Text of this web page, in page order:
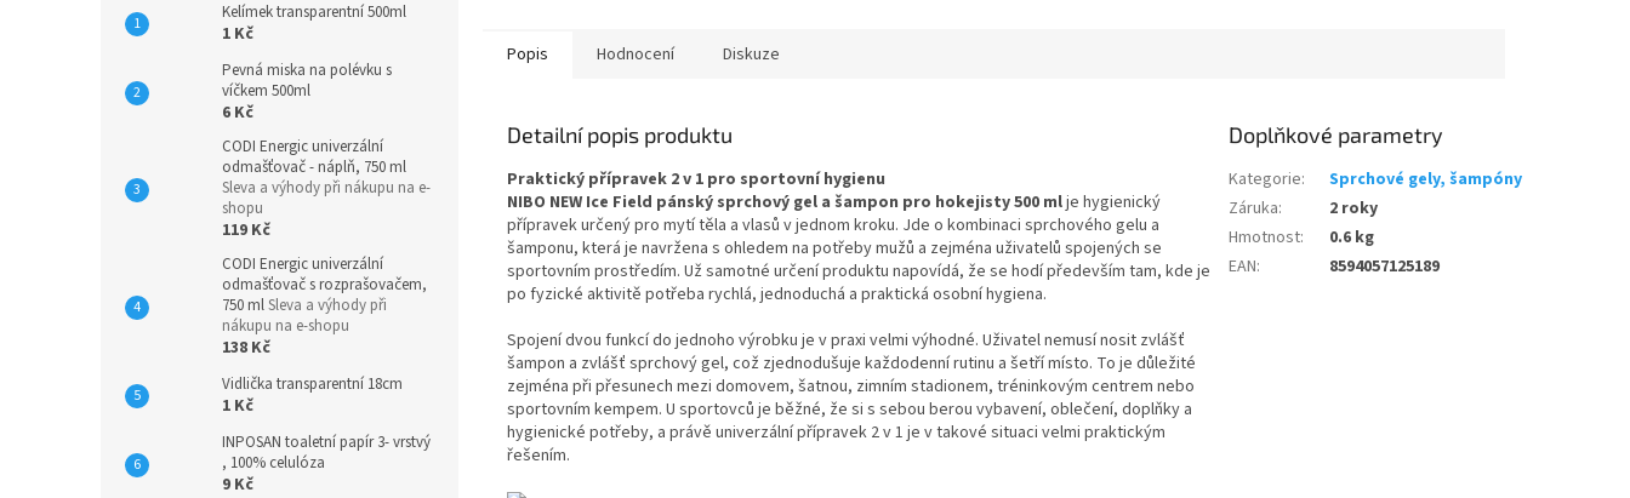
Kelímek transparentní 500ml
1 Kč
Pevná miska na polévku s
víčkem 500ml
6 Kč
CODI Energic univerzální
odmašťovač - náplň, 750 ml
Sleva a výhody při nákupu na e-
shopu
119 Kč
CODI Energic univerzální
odmašťovač s rozprašovačem,
750 mlSleva a výhody při
nákupu na e-shopu
138 Kč
Vidlička transparentní 18cm
1 Kč
INPOSAN toaletní papír 3- vrstvý
, 100% celulóza
9 Kč
Popis Hodnocení Diskuze
Detailní popis produktu
Praktický přípravek 2 v 1 pro sportovní hygienu
NIBO NEW Ice Field pánský sprchový gel a šampon pro hokejisty 500 mlje hygienický
přípravek určený pro mytí těla a vlasů v jednom kroku. Jde o kombinaci sprchového gelu a
šamponu, která je navržena s ohledem na potřeby mužů a zejména uživatelů spojených se
sportovním prostředím. Už samotné určení produktu napovídá, že se hodí především tam, kde je
po fyzické aktivitě potřeba rychlá, jednoduchá a praktická osobní hygiena.
Spojení dvou funkcí do jednoho výrobku je v praxi velmi výhodné. Uživatel nemusí nosit zvlášť
šampon a zvlášť sprchový gel, což zjednodušuje každodenní rutinu a šetří místo. To je důležité
zejména při přesunech mezi domovem, šatnou, zimním stadionem, tréninkovým centrem nebo
sportovním kempem. U sportovců je běžné, že si s sebou berou vybavení, oblečení, doplňky a
hygienické potřeby, a právě univerzální přípravek 2 v 1 je v takové situaci velmi praktickým
řešením.
Doplňkové parametry
Kategorie:
Sprchové gely, šampóny
Záruka:
2 roky
Hmotnost:
0.6 kg
EAN: 8594057125189